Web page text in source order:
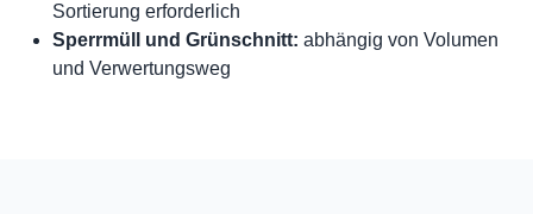
Sortierung erforderlich
Sperrmüll und Grünschnitt: abhängig von Volumen
und Verwertungsweg